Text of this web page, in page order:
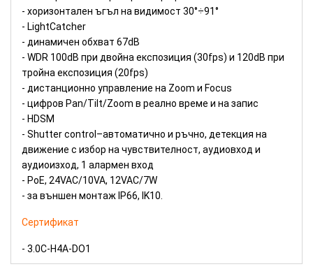
- хоризонтален ъгъл на видимост 30°÷91°
- LightCatcher
- динамичен обхват 67dB
- WDR 100dB при двойна експозиция (30fps) и 120dB при
тройна експозиция (20fps)
- дистанционно управление на Zoom и Focus
- цифров Pan/Tilt/Zoom в реално време и на запис
- HDSM
- Shutter control–автоматично и ръчно, детекция на
движение с избор на чувствителност, аудиовход и
аудиоизход, 1 алармен вход
- PoE, 24VAC/10VA, 12VAC/7W
- за външен монтаж IP66, IK10.
Сертификат
- 3.0C-H4A-DO1